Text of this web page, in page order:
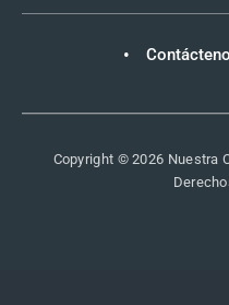
Copyright © 2026 Nuestra